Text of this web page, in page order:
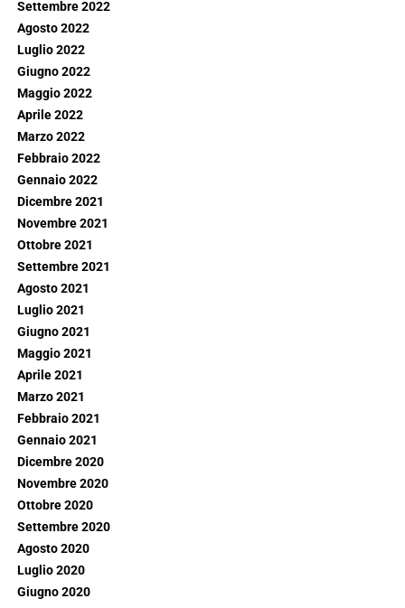
Settembre 2022
Agosto 2022
Luglio 2022
Giugno 2022
Maggio 2022
Aprile 2022
Marzo 2022
Febbraio 2022
Gennaio 2022
Dicembre 2021
Novembre 2021
Ottobre 2021
Settembre 2021
Agosto 2021
Luglio 2021
Giugno 2021
Maggio 2021
Aprile 2021
Marzo 2021
Febbraio 2021
Gennaio 2021
Dicembre 2020
Novembre 2020
Ottobre 2020
Settembre 2020
Agosto 2020
Luglio 2020
Giugno 2020